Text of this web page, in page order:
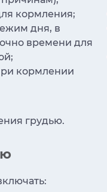
кормления;
дня, в
времени для
кормлении
грудью.